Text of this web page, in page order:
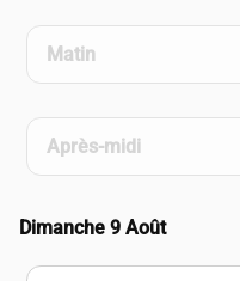
Matin
Après-midi
Dimanche 9 Août